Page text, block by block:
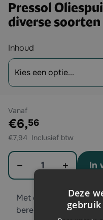
Pressol
diverse soorten
Opties
Inhoud
Vanaf
Exclusief btw:
€6,56
€7,94
Aantal
In
Met de Pressol
bereikbare plaatsen
Deze